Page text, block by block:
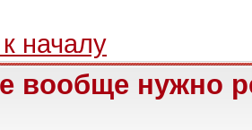
началу
вообще нужно